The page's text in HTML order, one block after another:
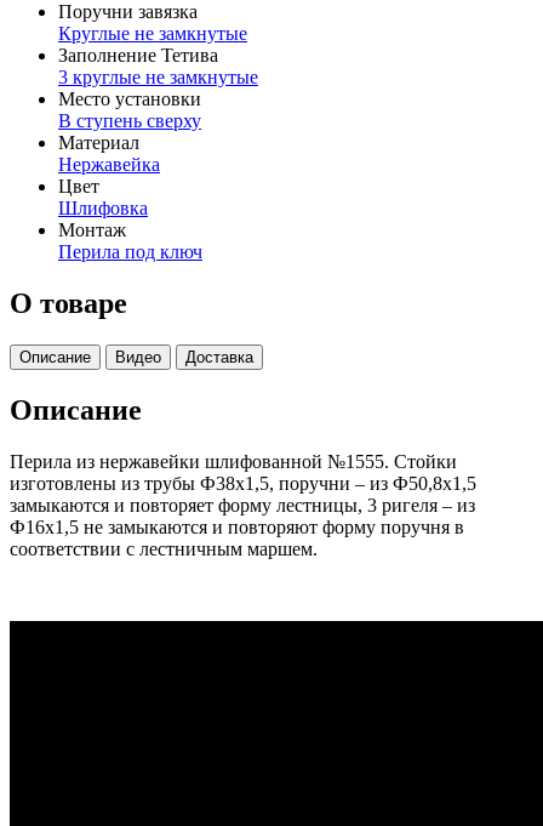
Поручни завязка
Круглые не замкнутые
Заполнение Тетива
3 круглые не замкнутые
Место установки
В ступень сверху
Материал
Нержавейка
Цвет
Шлифовка
Монтаж
Перила под ключ
О товаре
Описание Видео Доставка
Описание
Перила из нержавейки шлифованной №1555. Стойки
изготовлены из трубы Ф38х1,5, поручни – из Ф50,8х1,5
замыкаются и повторяет форму лестницы, 3 ригеля – из
Ф16х1,5 не замыкаются и повторяют форму поручня в
соответствии с лестничным маршем.